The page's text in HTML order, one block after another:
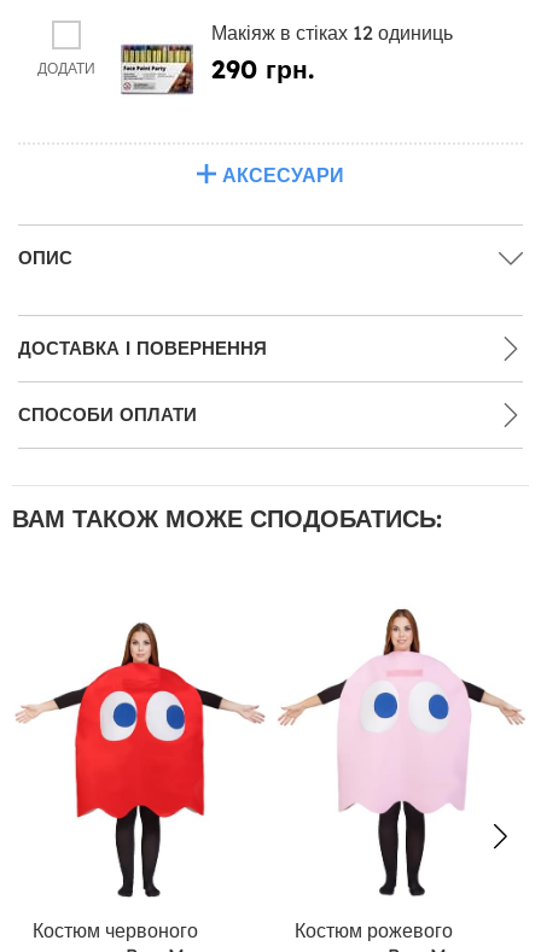
ДОДАТИ
Макіяж в стіках 12 одиниць
290 грн.
АКСЕСУАРИ
ОПИС
ДОСТАВКА І ПОВЕРНЕННЯ
СПОСОБИ ОПЛАТИ
ВАМ ТАКОЖ МОЖЕ СПОДОБАТИСЬ:
Костюм червоного
Костюм рожевого